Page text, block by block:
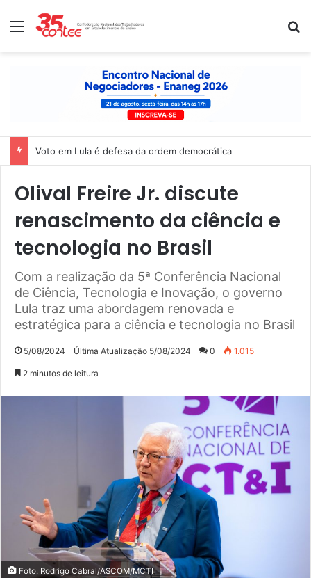
Menu
Voto em Lula é defesa da ordem democrática
Olival Freire Jr. discute
renascimento da ciência e
tecnologia no Brasil
Com a realização da 5ª Conferência Nacional
de Ciência, Tecnologia e Inovação, o governo
Lula traz uma abordagem renovada e
estratégica para a ciência e tecnologia no Brasil
5/08/2024 Última Atualização 5/08/2024 0 1.015
2 minutos de leitura
Foto: Rodrigo Cabral/ASCOM/MCTI